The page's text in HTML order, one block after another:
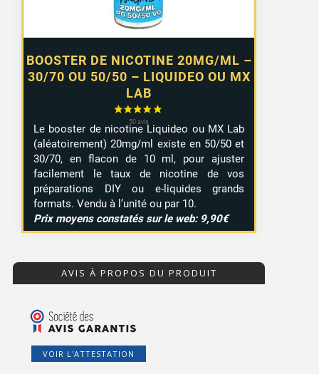
BOOSTER DE NICOTINE 20MG/ML –
30/70 OU 50/50 – LIQUIDEO OU MX
LAB
Le booster de nicotine Liquideo ou MX Lab
(aléatoirement) 20mg/ml existe en 50/50 et
30/70, en flacon de 10 ml, pour ajuster
facilement le taux de nicotine de vos
préparations DIY ou e-liquides grands
formats. Vendu à l’unité ou par 10.
Prix moyens constatés sur le web: 9,90€
AVIS À PROPOS DU PRODUIT
VOIR L'ATTESTATION